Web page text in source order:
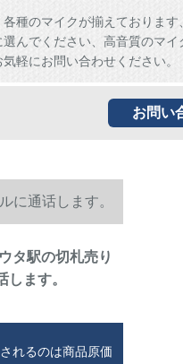
種のマイクが揃えております
んでください、高音質のマイ
軽にお問い合わせください。
お問い
に通话します。
タ駅の切札売り
ます。
れるのは商品原価